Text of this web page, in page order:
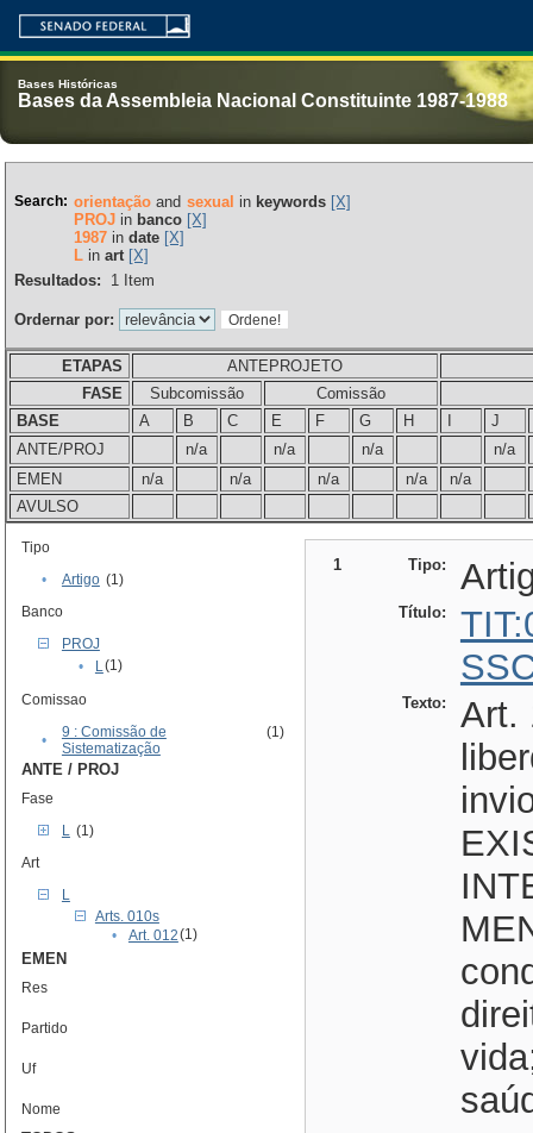
Bases Históricas
Bases da Assembleia Nacional Constituinte 1987-1988
Search: orientaçãoand sexual in keywords [X]
PROJin banco [X]
1987in date [X]
Lin art [X]
Resultados:
1Item
Ordernar por:
ETAPAS
ANTEPROJETO
FASE
Subcomissão
Comissão
BASE
A B C E F G H
J
ANTE/PROJ
n/a n/a n/a
n/a
EMEN
n/a n/a n/a n/a
n/a
AVULSO
Tipo
•
Artigo (1)
Banco
PROJ
•
L(1)
Comissao
•
9 : Comissão de
Sistematização
(1)
ANTE / PROJ
Fase
L (1)
Art
L
Arts. 010s
•
Art. 012(1)
EMEN
Res
Partido
Uf
Nome
1 Tipo:
Título:
Texto:
Art.